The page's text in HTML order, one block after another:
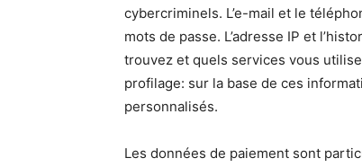
cybercriminels. L’e-mail et le
mots de passe. L’adresse IP et
trouvez et quels services vous
profilage: sur la base de ces
personnalisés.
Les données de paiement sont